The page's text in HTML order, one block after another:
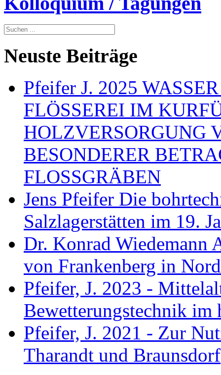
Neuste Beiträge
Pfeifer J. 2025
FLÖSSEREI IM
HOLZVERSORGUNG
BESONDERER
FLOSSGRÄBEN
Jens Pfeifer Die
Salzlagerstätten im 19.
Dr. Konrad Wiedemann
von Frankenberg in
Pfeifer, J. 2023 -
Bewetterungstechnik im
Pfeifer, J. 2021 - Zur
Tharandt und Braunsdorf